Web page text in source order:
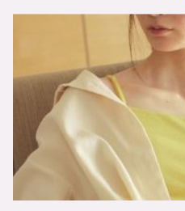
LJT Les Jupons de Tess
シバリス Sybaris
コエミ COEMI
シモームペレール ＳＩＭＯＮ
ショーツ
キャミソール
Trasparenzeトラスパレンツェ
デザインストッキング・タイツ
定番ストッキング・タイツ
ソックス